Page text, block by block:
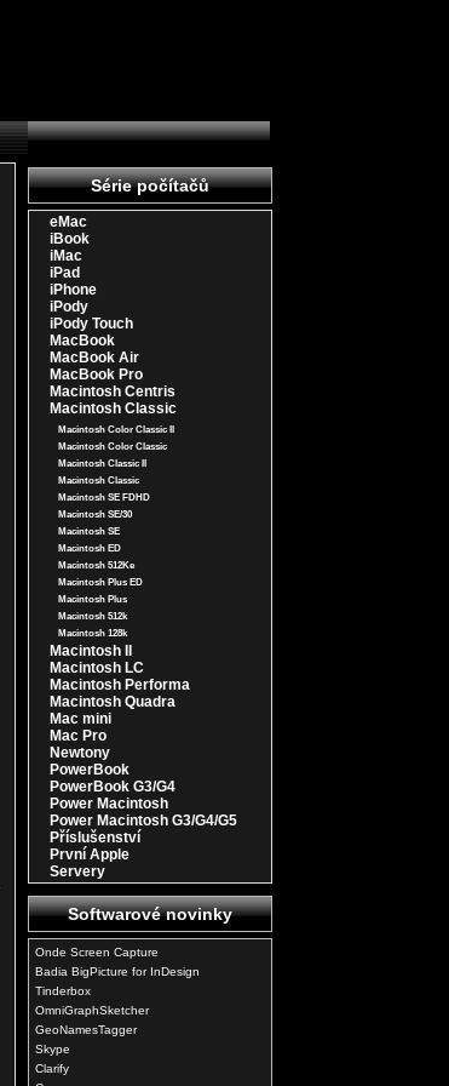
Série počítačů
eMac
iBook
iMac
iPad
iPhone
iPody
iPody Touch
MacBook
MacBook Air
MacBook Pro
Macintosh Centris
Macintosh Classic
Macintosh Color Classic II
Macintosh Color Classic
Macintosh Classic II
Macintosh Classic
Macintosh SE FDHD
Macintosh SE/30
Macintosh SE
Macintosh ED
Macintosh 512Ke
Macintosh Plus ED
Macintosh Plus
Macintosh 512k
Macintosh 128k
Macintosh II
Macintosh LC
Macintosh Performa
Macintosh Quadra
Mac mini
Mac Pro
Newtony
PowerBook
PowerBook G3/G4
Power Macintosh
Power Macintosh G3/G4/G5
Příslušenství
První Apple
Servery
Softwarové novinky
Onde Screen Capture
Badia BigPicture for InDesign
Tinderbox
OmniGraphSketcher
GeoNamesTagger
Skype
Clarify